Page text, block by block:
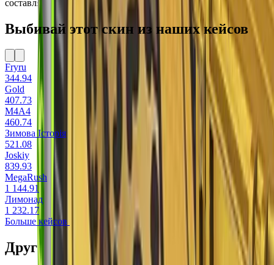
составляет всего 3.2%.
Выбивай этот скин из наших кейсов
Fryru
344.94
Gold
407.73
M4A4
460.74
Зимова Історія
521.08
Joskiy
839.93
MegaRush
1 144.91
Лимонад
1 232.17
Больше кейсов
Другие скины на M4A4